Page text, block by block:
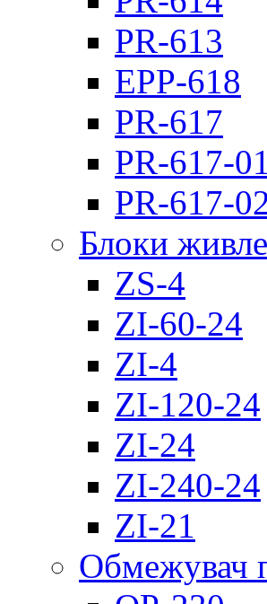
PR-613
EPP-618
PR-617
PR-617-01
PR-617-
Блоки
ZS-4
ZI-60-24
ZI-4
ZI-120-24
ZI-24
ZI-240-24
ZI-21
Обмежувач